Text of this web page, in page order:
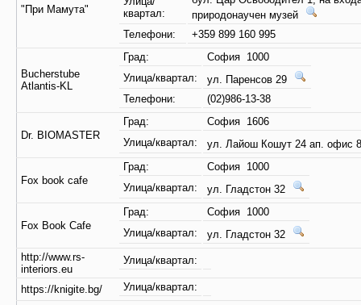
"При Мамута"
квартал:
природонаучен музей
Телефони:
+359 899 160 995
Bucherstube
Atlantis-KL
Град:
София 1000
Улица/квартал:
ул. Паренсов 29
Телефони:
(02)986-13-38
Dr. BIOMASTER
Град:
София 1606
Улица/квартал:
ул. Лайош Кошут 24 ап. офис
Fox book cafe
Град:
София 1000
Улица/квартал:
ул. Гладстон 32
Fox Book Cafe
Град:
София 1000
Улица/квартал:
ул. Гладстон 32
http://www.rs-
interiors.eu
Улица/квартал:
https://knigite.bg/
Улица/квартал: